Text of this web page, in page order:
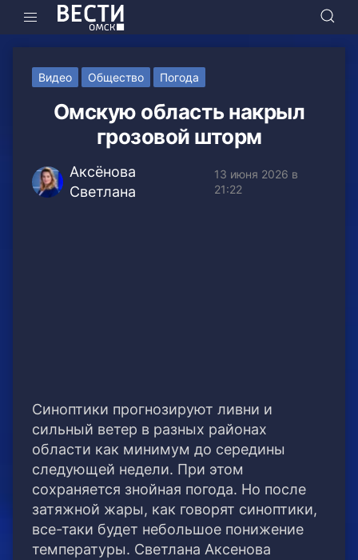
Видео Общество Погода
Омскую область накрыл
грозовой шторм
Аксёнова
Светлана
13 июня 2026 в
21:22
Синоптики прогнозируют ливни и
сильный ветер в разных районах
области как минимум до середины
следующей недели. При этом
сохраняется знойная погода. Но после
затяжной жары, как говорят синоптики,
все-таки будет небольшое понижение
температуры. Светлана Аксенова